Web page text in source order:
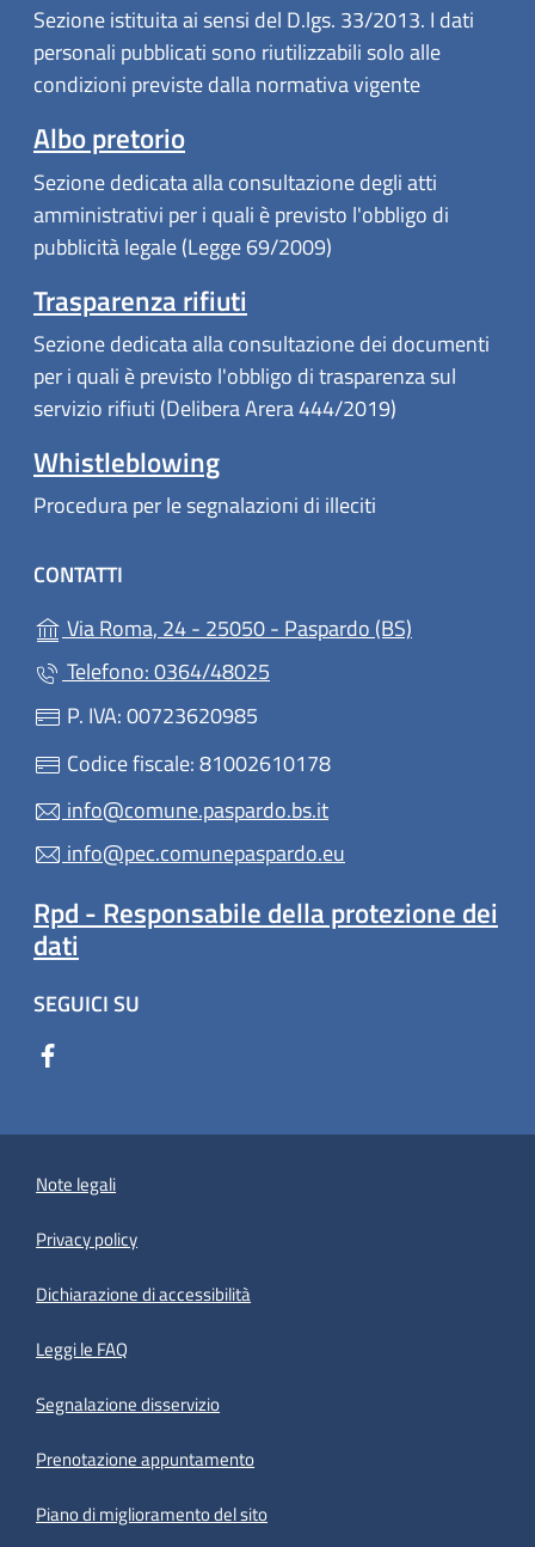
Sezione istituita ai sensi del D.lgs. 33/2013. I dati
personali pubblicati sono riutilizzabili solo alle
condizioni previste dalla normativa vigente
Albo pretorio
Sezione dedicata alla consultazione degli atti
amministrativi per i quali è previsto l'obbligo di
pubblicità legale (Legge 69/2009)
Trasparenza rifiuti
Sezione dedicata alla consultazione dei documenti
per i quali è previsto l'obbligo di trasparenza sul
servizio rifiuti (Delibera Arera 444/2019)
Whistleblowing
Procedura per le segnalazioni di illeciti
CONTATTI
Via Roma, 24 - 25050 - Paspardo (BS)
Telefono: 0364/48025
P. IVA: 00723620985
Codice fiscale: 81002610178
info@comune.paspardo.bs.it
info@pec.comunepaspardo.eu
Rpd - Responsabile della protezione dei
dati
SEGUICI SU
Note legali
Privacy policy
Dichiarazione di accessibilità
Leggi le FAQ
Segnalazione disservizio
Prenotazione appuntamento
Piano di miglioramento del sito